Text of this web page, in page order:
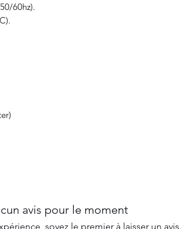
60hz).
avis pour le moment
soyez le premier à laisser un avis.